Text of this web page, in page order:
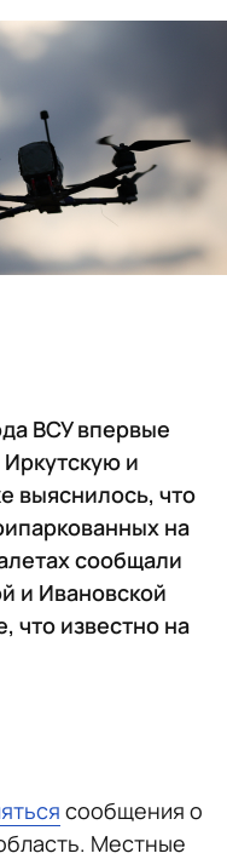
ВСУ впервые
и
выяснилось, что
на
сообщали
и Ивановской
что известно на
сообщения о
Местные